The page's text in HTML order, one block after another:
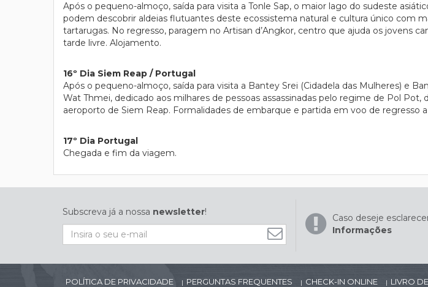
Após o pequeno-almoço, saída para visita a Tonle Sap, o maior lago do sudeste
podem descobrir aldeias flutuantes deste ecossistema natural e cultura único com
tartarugas. No regresso, paragem no Artisan d’Angkor, centro que ajuda os jovens
tarde livre. Alojamento.
16º Dia Siem Reap / Portugal
Após o pequeno-almoço, saída para visita a Bantey Srei (Cidadela das Mulheres) e
Wat Thmei, dedicado aos milhares de pessoas assassinadas pelo regime de Pol
aeroporto de Siem Reap. Formalidades de embarque e partida em voo de regresso
17º Dia Portugal
Chegada e fim da viagem.
Subscreva já a nossa newsletter!
Caso deseje
Informações
POLÍTICA DE PRIVACIDADE | PERGUNTAS FREQUENTES | CHECK-IN ONLINE | LIVRO